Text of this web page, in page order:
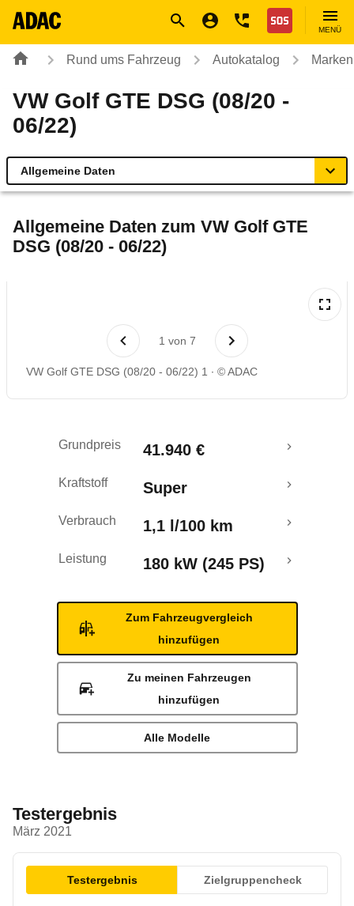
Nothilfe
MENÜ
Rund ums Fahrzeug Autokatalog
VW Golf GTE DSG (08/20 -
06/22)
Allgemeine Daten
Technische Daten
Laufende Kosten
Crashtest
Allgemeine Daten zum VW Golf GTE
DSG (08/20 - 06/22)
1 von 7
VW Golf GTE DSG (08/20 - 06/22) 1 © ADAC
Grundpreis 41.940 €
Kraftstoff Super
Verbrauch 1,1 l/100 km
Leistung 180 kW (245 PS)
Zum Fahrzeugvergleich
hinzufügen
Zu meinen Fahrzeugen
hinzufügen
Alle Modelle
Testergebnis
März 2021
Testergebnis Zielgruppencheck